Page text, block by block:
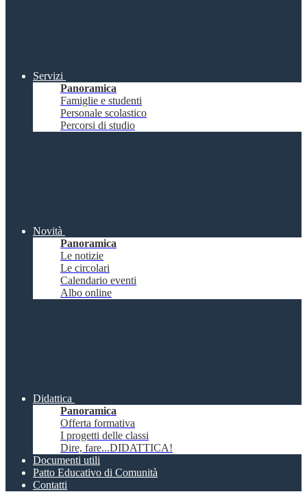
Servizi
Panoramica
Famiglie e studenti
Personale scolastico
Percorsi di studio
Novità
Panoramica
Le notizie
Le circolari
Calendario eventi
Albo online
Didattica
Panoramica
Offerta formativa
I progetti delle classi
Dire, fare...DIDATTICA!
Documenti utili
Patto Educativo di Comunità
Contatti